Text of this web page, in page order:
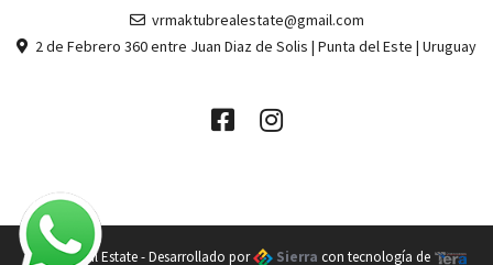
vrmaktubrealestate@gmail.com
2 de Febrero 360 entre Juan Diaz de Solis | Punta del Este | Uruguay
Maktub Real Estate - Desarrollado por Sierra con tecnología de